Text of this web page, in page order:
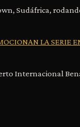
Sudáfrica,
LA SERIE
Internacional